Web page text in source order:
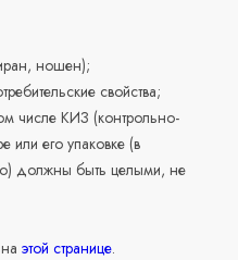
ношен);
свойства;
числе КИЗ (контрольно-
или его упаковке (в
должны быть целыми, не
этой странице.